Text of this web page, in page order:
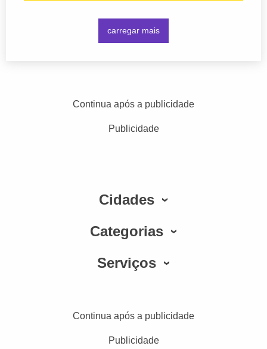
carregar mais
Continua após a publicidade
Publicidade
Cidades
Categorias
Serviços
Continua após a publicidade
Publicidade